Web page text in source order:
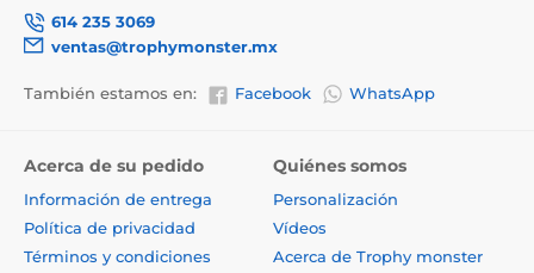
614 235 3069
ventas@trophymonster.mx
También estamos en: Facebook WhatsApp
Acerca de su pedido
Información de entrega
Política de privacidad
Términos y condiciones
Quiénes somos
Personalización
Vídeos
Acerca de Trophy monster